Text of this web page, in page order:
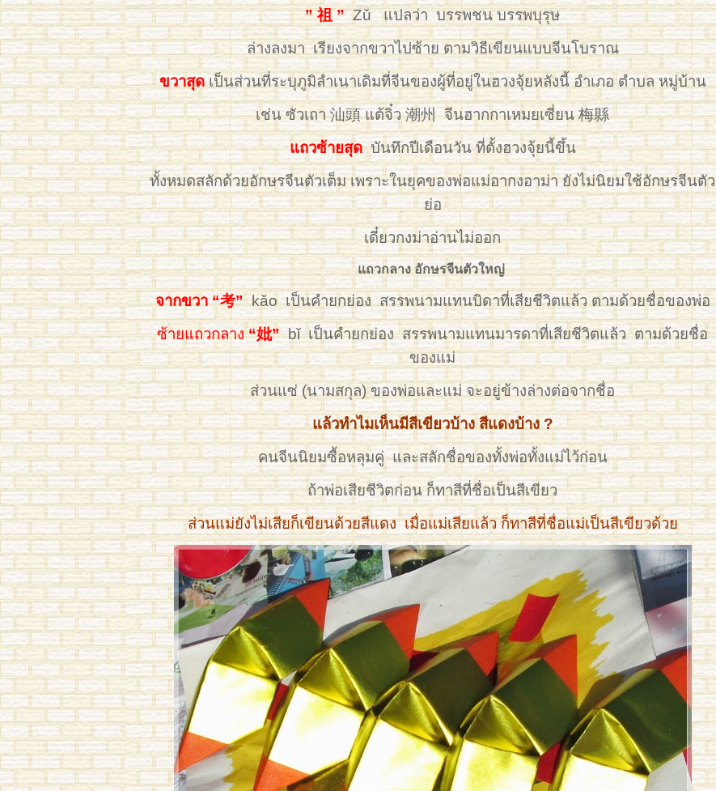
” 祖 ” Zǔแปลว่า บรรพชน บรรพบุรุษ
ล่างลงมา เรียงจากขวาไปซ้าย ตามวิธีเขียนแบบจีนโบราณ
ขวาสุดเป็นส่วนที่ระบุภูมิลำเนาเดิมที่จีนของผู้ที่อยู่ในฮวงจุ้ยหลังนี้ อำเภอ ตำบล หมู่บ้าน
เช่น ซัวเถา 汕頭 แต้จิ๋ว 潮州 จีนฮากกาเหมยเซี่ยน 梅縣
แถวซ้ายสุดบันทึกปีเดือนวัน ที่ตั้งฮวงจุ้ยนี้ขึ้น
ทั้งหมดสลักด้วยอักษรจีนตัวเต็ม เพราะในยุคของพ่อแม่อากงอาม่า ยังไม่นิยมใช้อักษรจีนตัว
ย่อ
เดี๋ยวกงม่าอ่านไม่ออก
แถวกลาง อักษรจีนตัวใหญ่
จากขวา “考” kǎoเป็นคำยกย่อง สรรพนามแทนบิดาที่เสียชีวิตแล้ว ตามด้วยชื่อของพ่อ
ซ้ายแถวกลาง“妣” bǐ เป็นคำยกย่อง สรรพนามแทนมารดาที่เสียชีวิตแล้ว ตามด้วยชื่อ
ของแม่
ส่วนแซ่ (นามสกุล) ของพ่อและแม่ จะอยู่ข้างล่างต่อจากชื่อ
แล้วทำไมเห็นมีสีเขียวบ้าง สีแดงบ้าง ?
คนจีนนิยมซื้อหลุมคู่ และสลักชื่อของทั้งพ่อทั้งแม่ไว้ก่อน
ถ้าพ่อเสียชีวิตก่อน ก็ทาสีที่ชื่อเป็นสีเขียว
ส่วนแม่ยังไม่เสียก็เขียนด้วยสีแดง เมื่อแม่เสียแล้ว ก็ทาสีที่ชื่อแม่เป็นสีเขียวด้วย